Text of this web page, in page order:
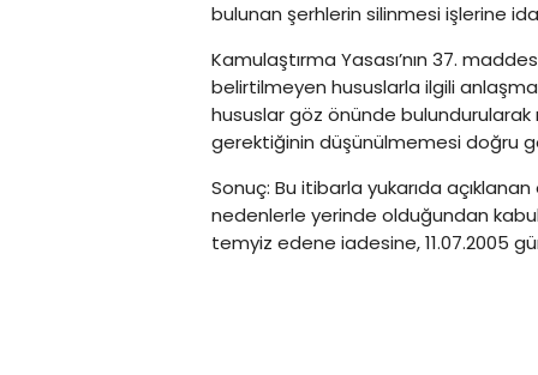
bulunan şerhlerin silinmesi işlerine
Kamulaştırma Yasası’nın 37.
belirtilmeyen hususlarla ilgili
hususlar göz önünde
gerektiğinin düşünülmemesi doğru
Sonuç: Bu itibarla yukarıda
nedenlerle yerinde olduğundan
temyiz edene iadesine, 11.07.2005